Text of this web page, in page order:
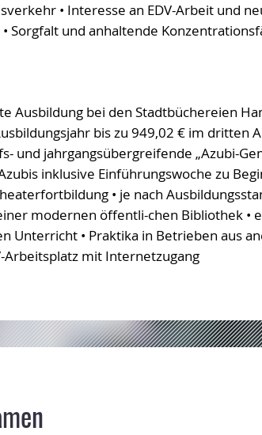
• Interesse an EDV-Arbeit und
Sorgfalt und anhaltende
Ausbildung bei den Stadtbüchereien
bis zu 949,02 € im dritten
und jahrgangsübergreifende „Azubi-
inklusive Einführungswoche zu
• je nach
modernen öffentli-chen Bibliothek •
Unterricht • Praktika in Betrieben aus
Arbeitsplatz mit Internetzugang